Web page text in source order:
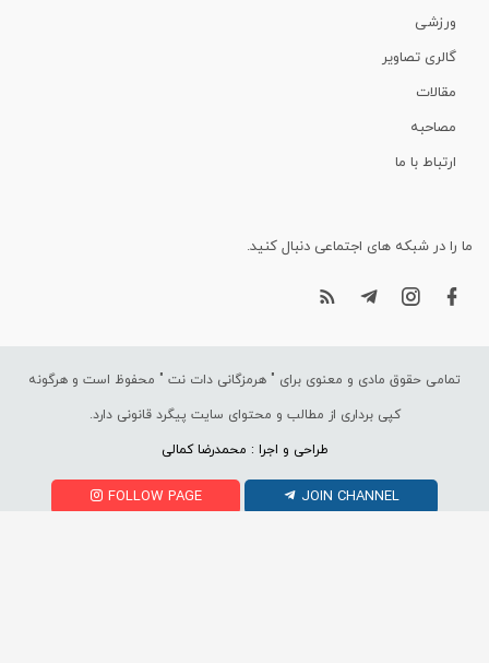
ورزشی
گالری تصاویر
مقالات
مصاحبه
ارتباط با ما
ما را در شبکه های اجتماعی دنبال کنید.
تمامی حقوق مادی و معنوی برای " هرمزگانی دات نت " محفوظ است و هرگونه
کپی برداری از مطالب و محتوای سایت پیگرد قانونی دارد.
طراحی و اجرا : محمدرضا کمالی
FOLLOW PAGE JOIN CHANNEL